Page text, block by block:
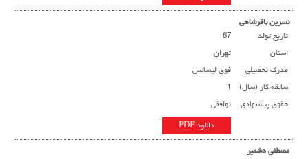
نسرین باقرشاهی
تاریخ تولد
67
استان
تهران
مدرک تحصیلی
فوق لیسانس
سابقه کار (سال)
1
حقوق پیشنهادی
توافقی
دانلود PDF
مصطفی دشمیر